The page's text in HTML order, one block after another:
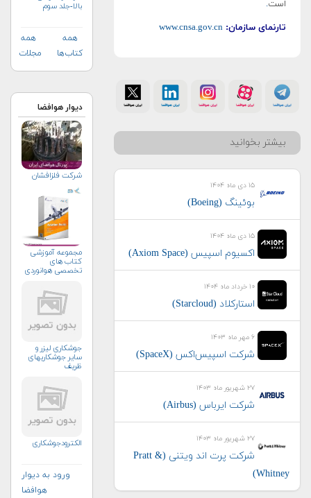
است.
تارنمای سازمان: www.cnsa.gov.cn
بیشتر بخوانید
۱۵ دی ماه ۱۴۰۴
بوئینگ (Boeing)
۱۵ دی ماه ۱۴۰۴
اکسیوم اسپیس (Axiom Space)
۱۰ خرداد ماه ۱۴۰۴
استارکلاد (Starcloud)
۶ مهر ماه ۱۴۰۳
شرکت اسپیس‌اکس (SpaceX)
۲۷ شهریور ماه ۱۴۰۳
شرکت ایرباس (Airbus)
۲۷ شهریور ماه ۱۴۰۳
شرکت پرت اند ویتنی (Pratt &
Whitney)
بالا-جلد سوم
همه
کتاب‌ها
همه
مجلات
دیوار هوافضا
شرکت فلزافشان
مجموعه آموزشی
کتاب های
تخصصی هوانوردی
جوشکاری لیزر و
سایر جوشکاریهای
ظریف
الکترودجوشکاری
ورود به دیوار
هوافضا